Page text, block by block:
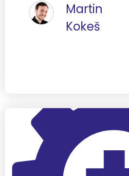
Martin
Kokeš